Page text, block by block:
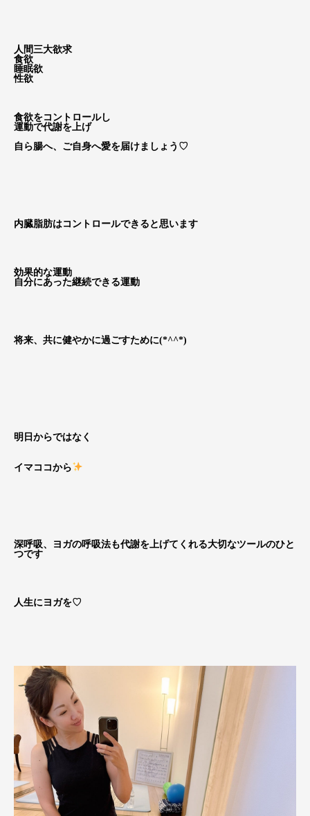
人間三大欲求
食欲
睡眠欲
性欲
食欲をコントロールし
運動で代謝を上げ
自ら腸へ、ご自身へ愛を届けましょう♡
内臓脂肪はコントロールできると思います
効果的な運動
自分にあった継続できる運動
将来、共に健やかに過ごすために(*^^*)
明日からではなく
イマココから
深呼吸、ヨガの呼吸法も代謝を上げてくれる大切なツールのひと
つです
人生にヨガを♡